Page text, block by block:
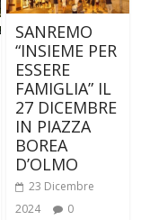
SANREMO
“INSIEME PER
ESSERE
FAMIGLIA” IL
27 DICEMBRE
IN PIAZZA
BOREA
D’OLMO
23 Dicembre
2024
0